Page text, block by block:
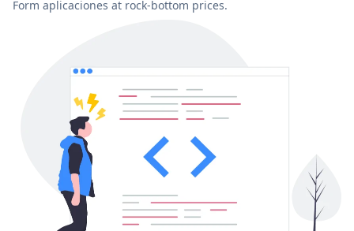
Form aplicaciones at rock-bottom prices.